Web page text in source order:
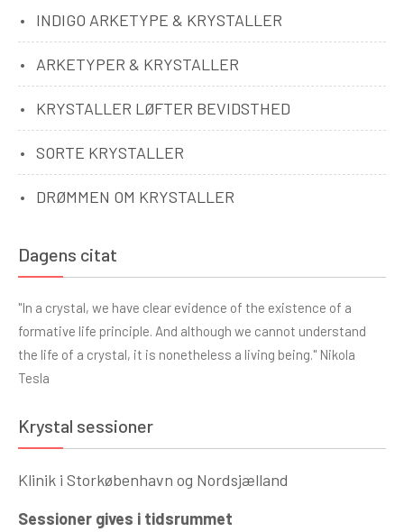
INDIGO ARKETYPE & KRYSTALLER
ARKETYPER & KRYSTALLER
KRYSTALLER LØFTER BEVIDSTHED
SORTE KRYSTALLER
DRØMMEN OM KRYSTALLER
Dagens citat
"In a crystal, we have clear evidence of the existence of a
formative life principle. And although we cannot understand
the life of a crystal, it is nonetheless a living being." Nikola
Tesla
Krystal sessioner
Klinik i Storkøbenhavn og Nordsjælland
Sessioner gives i tidsrummet